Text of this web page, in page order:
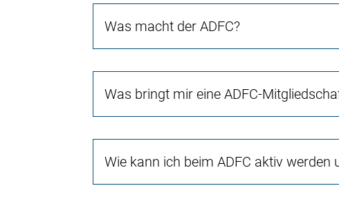
Was macht der ADFC?
Was bringt mir eine ADFC-
Wie kann ich beim ADFC aktiv werden